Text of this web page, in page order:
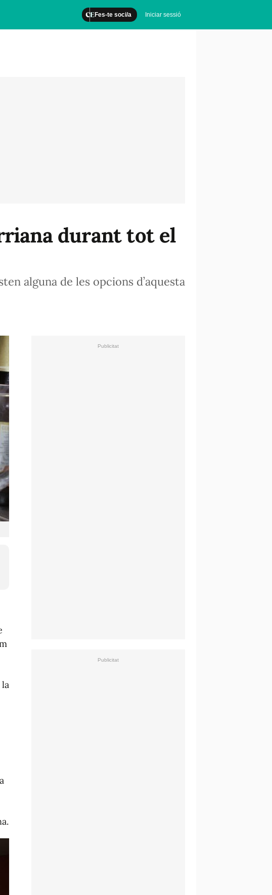
Fes-te soci/a Iniciar sessió
durant tot el
alguna de les opcions d’aquesta